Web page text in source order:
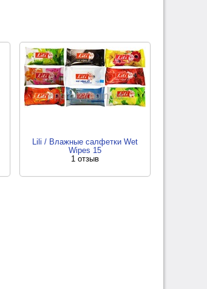
Lili / Влажные салфетки Wet
Wipes 15
1 отзыв